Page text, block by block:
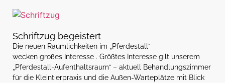
Schriftzug begeistert
Die neuen Räumlichkeiten im „Pferdestall“
wecken großes Interesse . Größtes Interesse gilt unserem
„Pferdestall-Aufenthaltsraum“ – aktuell Behandlungszimmer
für die Kleintierpraxis und die Außen-Warteplätze mit Blick